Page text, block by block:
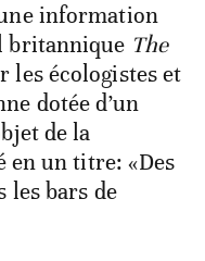
information
britannique The
les écologistes et
dotée d’un
de la
en un titre: «Des
les bars de